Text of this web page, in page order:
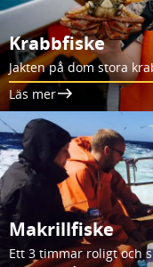
Krabbfiske
Jakten på dom stora
Läs mer
Makrillfiske
Ett 3 timmar roligt och